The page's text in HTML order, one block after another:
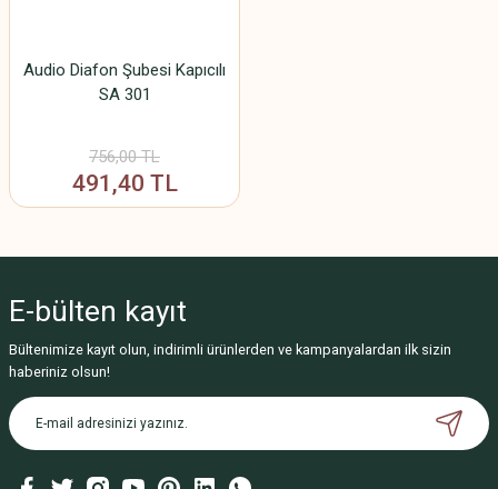
Audio Diafon Şubesi Kapıcılı
SA 301
756,00 TL
491,40 TL
E-bülten kayıt
Bültenimize kayıt olun, indirimli ürünlerden ve kampanyalardan ilk sizin
haberiniz olsun!